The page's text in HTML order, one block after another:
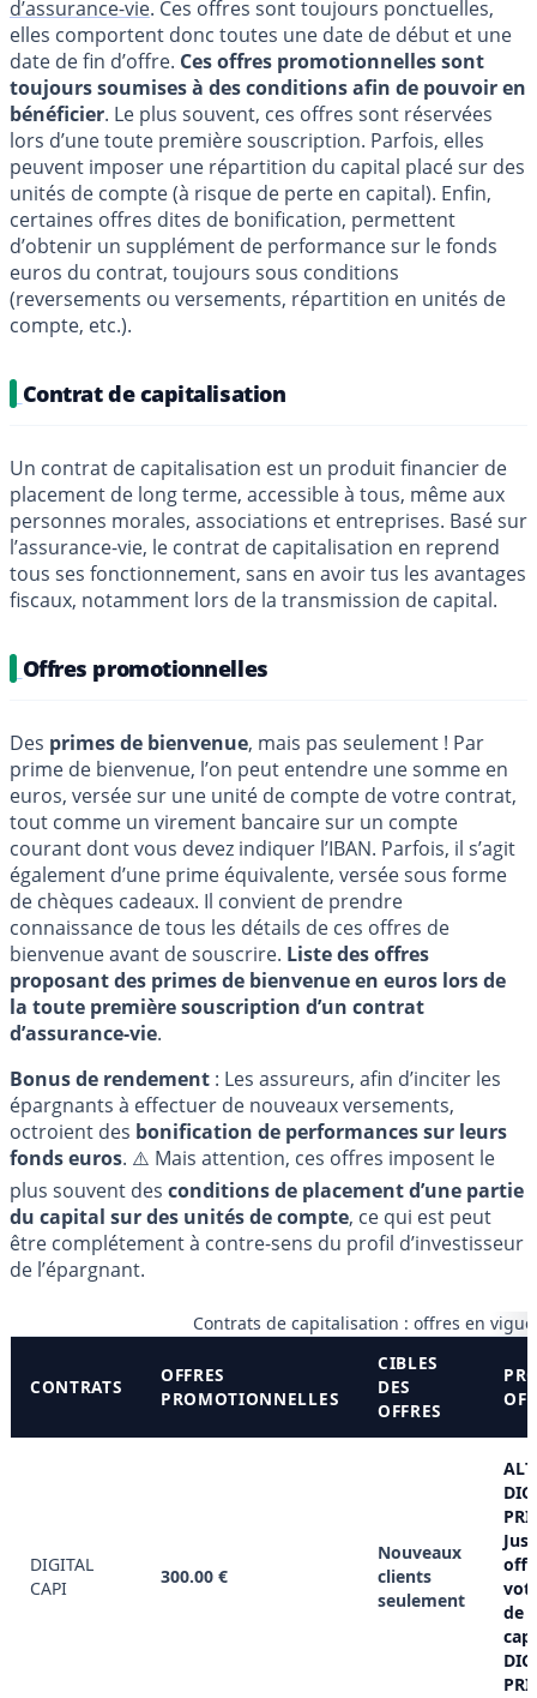
d’assurance-vie. Ces offres sont toujours ponctuelles,
elles comportent donc toutes une date de début et une
date de fin d’offre. Ces offres promotionnelles sont
toujours soumises à des conditions afin de pouvoir en
bénéficier. Le plus souvent, ces offres sont réservées
lors d’une toute première souscription. Parfois, elles
peuvent imposer une répartition du capital placé sur des
unités de compte (à risque de perte en capital). Enfin,
certaines offres dites de bonification, permettent
d’obtenir un supplément de performance sur le fonds
euros du contrat, toujours sous conditions
(reversements ou versements, répartition en unités de
compte, etc.).
Contrat de capitalisation
Un contrat de capitalisation est un produit financier de
placement de long terme, accessible à tous, même aux
personnes morales, associations et entreprises. Basé sur
l’assurance-vie, le contrat de capitalisation en reprend
tous ses fonctionnement, sans en avoir tus les avantages
fiscaux, notamment lors de la transmission de capital.
Offres promotionnelles
Des primes de bienvenue, mais pas seulement ! Par
prime de bienvenue, l’on peut entendre une somme en
euros, versée sur une unité de compte de votre contrat,
tout comme un virement bancaire sur un compte
courant dont vous devez indiquer l’IBAN. Parfois, il s’agit
également d’une prime équivalente, versée sous forme
de chèques cadeaux. Il convient de prendre
connaissance de tous les détails de ces offres de
bienvenue avant de souscrire. Liste des offres
proposant des primes de bienvenue en euros lors de
la toute première souscription d’un contrat
d’assurance-vie.
Bonus de rendement : Les assureurs, afin d’inciter les
épargnants à effectuer de nouveaux versements,
octroient des bonification de performances sur leurs
fonds euros. ⚠️ Mais attention, ces offres imposent le
plus souvent des conditions de placement d’une partie
du capital sur des unités de compte, ce qui est peut
être complétement à contre-sens du profil d’investisseur
de l’épargnant.
Contrats de capitalisation : offres en
CONTRATS
OFFRES
PROMOTIONNELLES
CIBLES
DES
OFFRES
DIGITAL
CAPI
300.00 €
Nouveaux
clients
seulement
de